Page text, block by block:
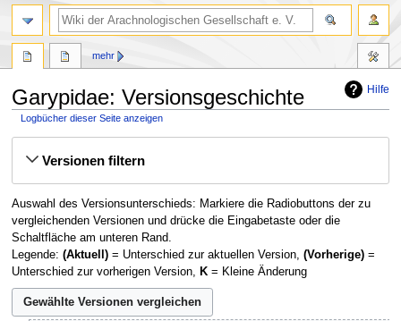
Hilfe
Garypidae: Versionsgeschichte
Logbücher dieser Seite anzeigen
Navigation
SucheVersionen filtern
Auswahl des Versionsunterschieds: Markiere die Radiobuttons der zu
vergleichenden Versionen und drücke die Eingabetaste oder die
Schaltfläche am unteren Rand.
Legende: (Aktuell)= Unterschied zur aktuellen Version, (Vorherige)=
Unterschied zur vorherigen Version, K= Kleine Änderung
mehr